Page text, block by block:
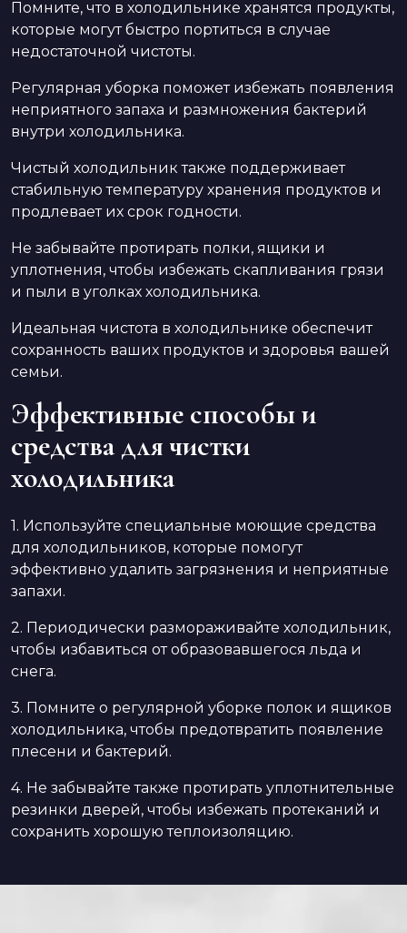
Помните, что в холодильнике хранятся продукты,
которые могут быстро портиться в случае
недостаточной чистоты.
Регулярная уборка поможет избежать появления
неприятного запаха и размножения бактерий
внутри холодильника.
Чистый холодильник также поддерживает
стабильную температуру хранения продуктов и
продлевает их срок годности.
Не забывайте протирать полки, ящики и
уплотнения, чтобы избежать скапливания грязи
и пыли в уголках холодильника.
Идеальная чистота в холодильнике обеспечит
сохранность ваших продуктов и здоровья вашей
семьи.
Эффективные способы и
средства для чистки
холодильника
1. Используйте специальные моющие средства
для холодильников, которые помогут
эффективно удалить загрязнения и неприятные
запахи.
2. Периодически размораживайте холодильник,
чтобы избавиться от образовавшегося льда и
снега.
3. Помните о регулярной уборке полок и ящиков
холодильника, чтобы предотвратить появление
плесени и бактерий.
4. Не забывайте также протирать уплотнительные
резинки дверей, чтобы избежать протеканий и
сохранить хорошую теплоизоляцию.